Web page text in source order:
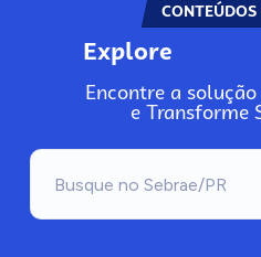
Explore
Encontre a
e Transforme